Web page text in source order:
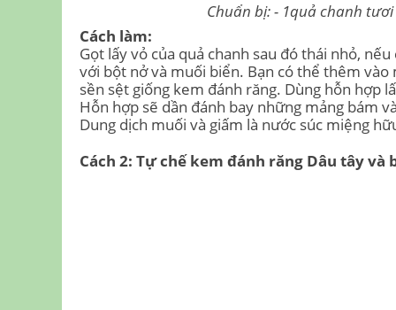
Chuẩn bị: - 1quả chanh
Cách làm:
Gọt lấy vỏ của quả chanh sau đó thái nhỏ,
với bột nở và muối biển. Bạn có thể thêm
sền sệt giống kem đánh răng. Dùng hỗn hợp
Hỗn hợp sẽ dần đánh bay những mảng bám
Dung dịch muối và giấm là nước súc miệng
Cách 2: Tự chế kem đánh răng Dâu tây và